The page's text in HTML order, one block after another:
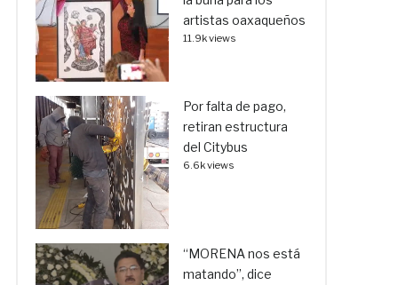
artistas oaxaqueños
11.9k views
Por falta de pago,
retiran estructura
del Citybus
6.6k views
“MORENA nos está
matando”, dice